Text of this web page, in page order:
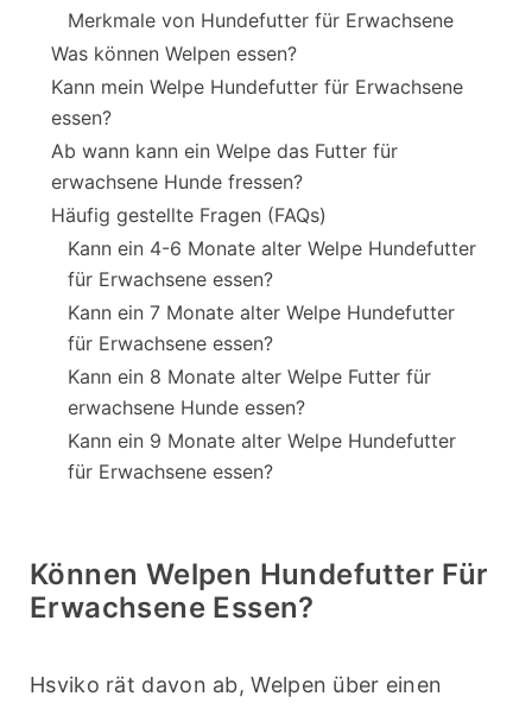
Merkmale von Hundefutter für Erwachsene
Was können Welpen essen?
Kann mein Welpe Hundefutter für Erwachsene
essen?
Ab wann kann ein Welpe das Futter für
erwachsene Hunde fressen?
Häufig gestellte Fragen (FAQs)
Kann ein 4-6 Monate alter Welpe Hundefutter
für Erwachsene essen?
Kann ein 7 Monate alter Welpe Hundefutter
für Erwachsene essen?
Kann ein 8 Monate alter Welpe Futter für
erwachsene Hunde essen?
Kann ein 9 Monate alter Welpe Hundefutter
für Erwachsene essen?
Können Welpen Hundefutter Für
Erwachsene Essen?
Hsviko rät davon ab, Welpen über einen